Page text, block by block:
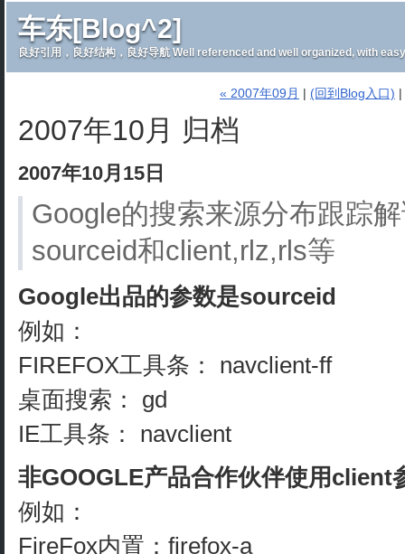
车东[Blog^2]
良好引用，良好结构，良好导航 Well referenced and well organized, with
« 2007年09月 | (回到Blog入口) |
2007年10月 归档
2007年10月15日
Google的搜索来源分布跟踪
sourceid和client,rlz,rls等
Google出品的参数是sourceid
例如：
FIREFOX工具条： navclient-ff
桌面搜索： gd
IE工具条： navclient
非GOOGLE产品合作伙伴使用client
例如：
FireFox内置：firefox-a